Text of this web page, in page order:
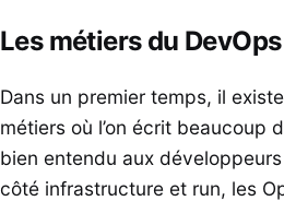
Les métiers du
Dans un premier temps, il
métiers où l’on écrit beaucoup
bien entendu aux
côté infrastructure et run, les